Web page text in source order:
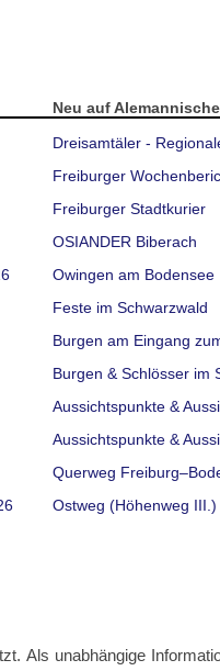
Neu auf
Dreisamtäler -
Freiburger
Freiburger Stadtkurier
OSIANDER Biberach
Owingen am Bodensee
Feste im Schwarzwald
Burgen am Eingang
Burgen & Schlösser im
Aussichtspunkte &
Aussichtspunkte &
Querweg
Ostweg (Höhenweg III.)
Als unabhängige